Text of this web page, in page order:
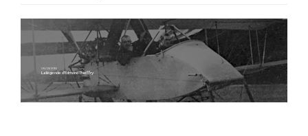
06/01/2019
La légende d’Edmond Thieffry